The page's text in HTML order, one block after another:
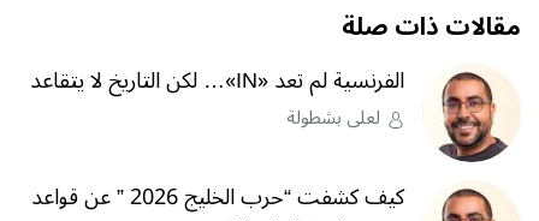
مقالات ذات صلة
الفرنسية لم تعد «IN»… لكن التاريخ لا يتقاعد
لعلى بشطولة
كيف كشفت “حرب الخليج 2026 ” عن قواعد